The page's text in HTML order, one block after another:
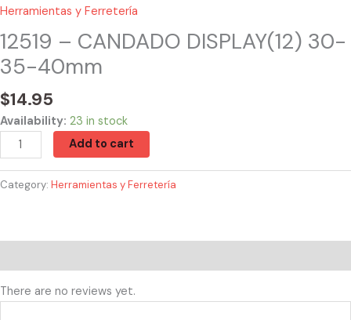
Herramientas y Ferretería
12519 – CANDADO DISPLAY(12) 30-
35-40mm
$14.95
Availability: 23 in stock
Add to cart
Category: Herramientas y Ferretería
There are no reviews yet.